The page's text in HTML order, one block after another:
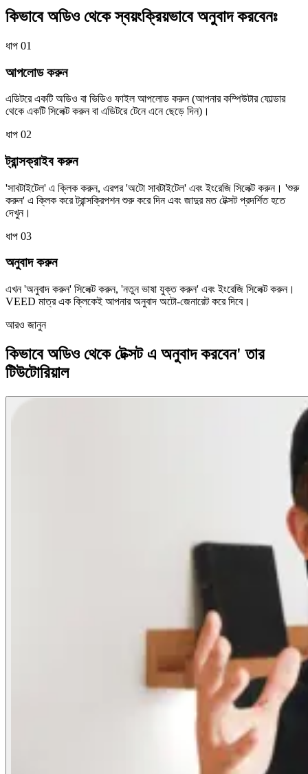
কিভাবে অডিও থেকে স্বয়ংক্রিয়ভাবে অনুবাদ করবেনঃ
ধাপ 01
আপলোড করুন
এডিটরে একটি অডিও বা ভিডিও ফাইল আপলোড করুন (আপনার কম্পিউটার ফোল্ডার
থেকে একটি সিলেক্ট করুন বা এডিটরে টেনে এনে ছেড়ে দিন)।
ধাপ 02
ট্রান্সক্রাইব করুন
'সাবটাইটেল' এ ক্লিক করুন, এরপর 'অটো সাবটাইটেল' এবং ইংরেজি সিলেক্ট করুন। 'শুরু
করুন' এ ক্লিক করে ট্রান্সক্রিপশন শুরু করে দিন এবং জাদুর মত টেক্সট প্রদর্শিত হতে
দেখুন।
ধাপ 03
অনুবাদ করুন
এখন 'অনুবাদ করুন' সিলেক্ট করুন, 'নতুন ভাষা যুক্ত করুন' এবং ইংরেজি সিলেক্ট করুন।
VEED মাত্র এক ক্লিকেই আপনার অনুবাদ অটো-জেনারেট করে দিবে।
আরও জানুন
কিভাবে অডিও থেকে টেক্সট এ অনুবাদ করবেন' তার
টিউটোরিয়াল